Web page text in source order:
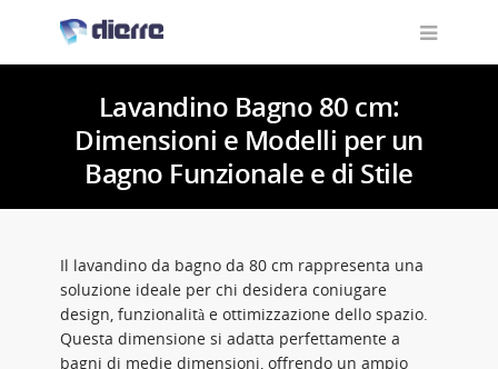
Lavandino Bagno 80 cm:
Dimensioni e Modelli per un
Bagno Funzionale e di Stile
Il lavandino da bagno da 80 cm rappresenta una
soluzione ideale per chi desidera coniugare
design, funzionalità e ottimizzazione dello spazio.
Questa dimensione si adatta perfettamente a
bagni di medie dimensioni, offrendo un ampio